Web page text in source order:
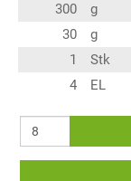
300
g
30
g
1
Stk
4
EL